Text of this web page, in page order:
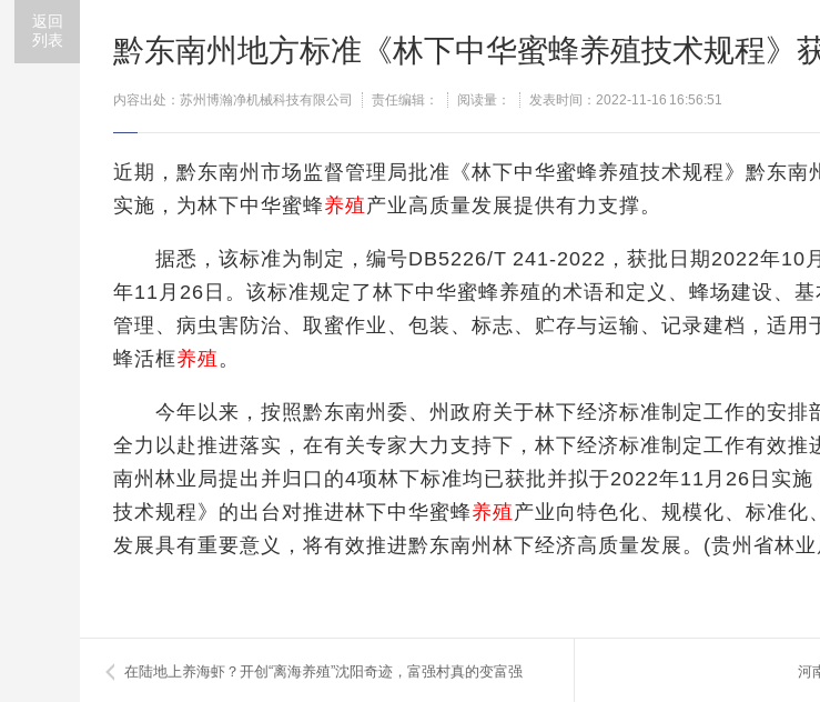
返回
列表
黔东南州地方标准《林下中华蜜蜂养殖技术规程》
内容出处：苏州博瀚净机械科技有限公司 责任编辑： 阅读量： 发表时间：2022-11-16 16:56:51
近期，黔东南州市场监督管理局批准《林下中华蜜蜂养殖技术规程》黔东南
实施，为林下中华蜜蜂养殖产业高质量发展提供有力支撑。
据悉，该标准为制定，编号DB5226/T 241-2022，获批日期2022年10
年11月26日。该标准规定了林下中华蜜蜂养殖的术语和定义、蜂场建设、
管理、病虫害防治、取蜜作业、包装、标志、贮存与运输、记录建档，适用
蜂活框养殖。
今年以来，按照黔东南州委、州政府关于林下经济标准制定工作的安排
全力以赴推进落实，在有关专家大力支持下，林下经济标准制定工作有效推
南州林业局提出并归口的4项林下标准均已获批并拟于2022年11月26日实施
技术规程》的出台对推进林下中华蜜蜂养殖产业向特色化、规模化、标准化
发展具有重要意义，将有效推进黔东南州林下经济高质量发展。(贵州省林
在陆地上养海虾？开创“离海养殖”沈阳奇迹，富强村真的变富强 河